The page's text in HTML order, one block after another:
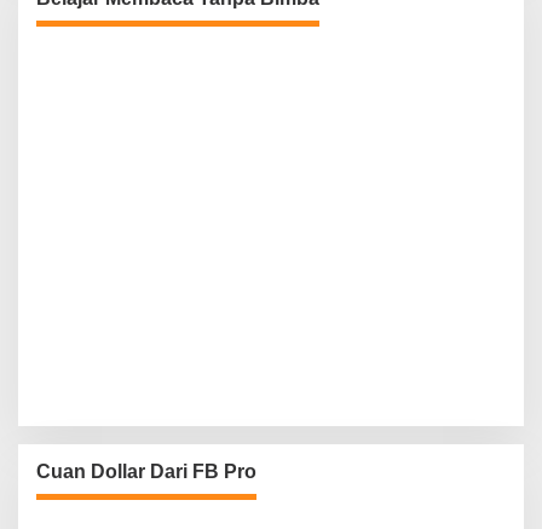
Cuan Dollar Dari FB Pro